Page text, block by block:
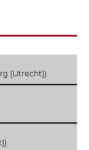
(Utrecht))